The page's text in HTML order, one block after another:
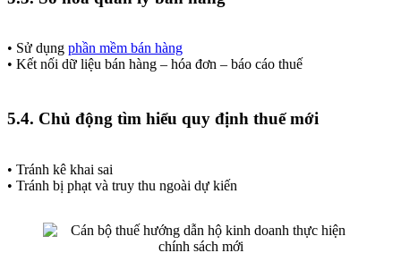
• Sử dụng phần mềm bán hàng
• Kết nối dữ liệu bán hàng – hóa đơn – báo cáo thuế
5.4. Chủ động tìm hiểu quy định thuế mới
• Tránh kê khai sai
• Tránh bị phạt và truy thu ngoài dự kiến